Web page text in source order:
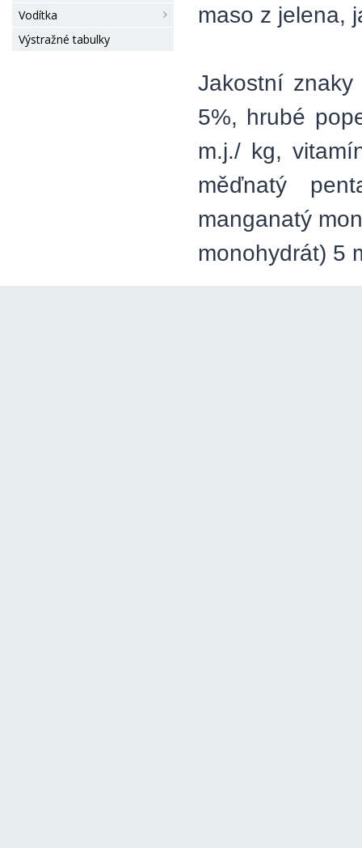
Vodítka
Výstražné tabulky
maso z jelena,
Jakostní
5%, hrubé
m.j./ kg,
měďnatý
manganatý
monohydrát) 5